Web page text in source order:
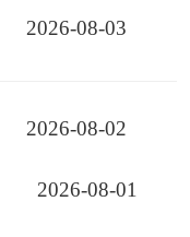
2026-08-03
2026-08-02
2026-08-01